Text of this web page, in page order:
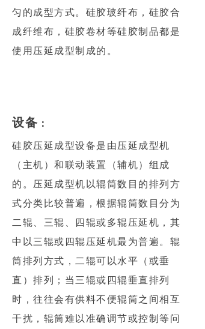
匀的成型方式。硅胶玻纤布，硅胶合
成纤维布，硅胶卷材等硅胶制品都是
使用压延成型制成的。
设备 ：
硅胶压延成型设备是由压延成型机
（主机）和联动装置（辅机）组成
的。压延成型机以辊筒数目的排列方
式分类比较普遍，根据辊筒数目分为
二辊、三辊、四辊或多辊压延机，其
中以三辊或四辊压延机最为普遍。辊
筒排列方式，二辊可以水平（或垂
直）排列；当三辊或四辊垂直排列
时，往往会有供料不便辊筒之间相互
干扰，辊筒难以准确调节或控制等问